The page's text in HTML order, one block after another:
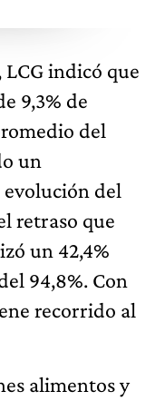
LCG indicó que
9,3% de
del
un
del
retraso que
un 42,4%
94,8%. Con
recorrido al
alimentos y